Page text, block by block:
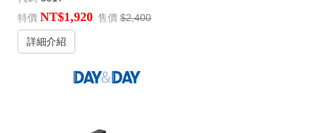
特價 NT$1,920 售價 $2,400
詳細介紹